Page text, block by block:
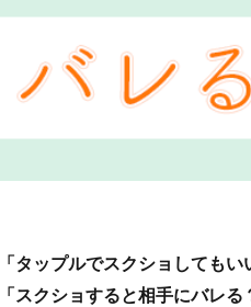
「タップルでスクショしてもい
「スクショすると相手にバレる